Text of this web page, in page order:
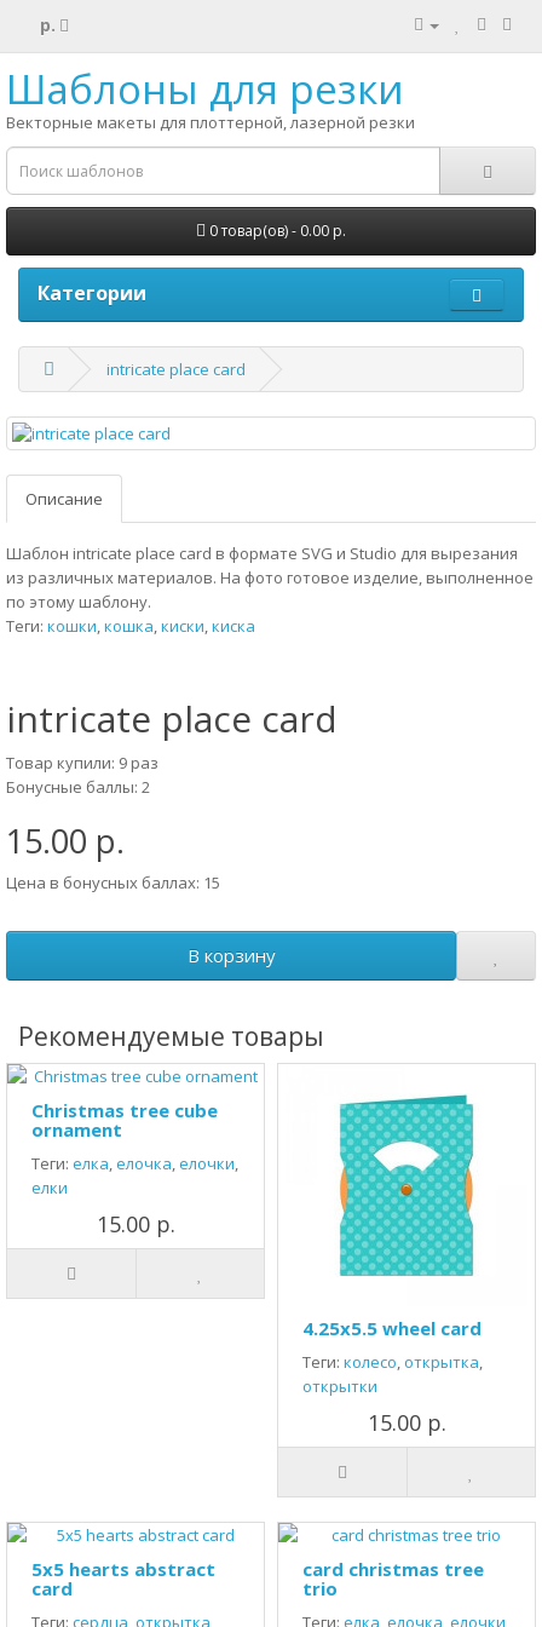
р.
Шаблоны для резки
Векторные макеты для плоттерной, лазерной резки
0 товар(ов) - 0.00 р.
Категории
intricate place card
Описание
Шаблон intricate place card в формате SVG и Studio для вырезания
из различных материалов. На фото готовое изделие, выполненное
по этому шаблону.
Теги: кошки,кошка,киски,киска
intricate place card
Товар купили: 9 раз
Бонусные баллы: 2
15.00 р.
Цена в бонусных баллах: 15
В корзину
Рекомендуемые товары
Christmas tree cube
ornament
Теги: елка,елочка,елочки,
елки
15.00 р.
4.25x5.5 wheel card
Теги: колесо,открытка,
открытки
15.00 р.
5x5 hearts abstract
card
Теги: сердца открытка
card christmas tree
trio
Теги: елка елочка елочки